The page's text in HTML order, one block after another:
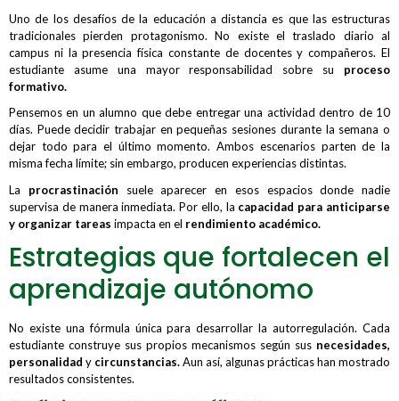
Uno de los desafíos de la educación a distancia es que las estructuras
tradicionales pierden protagonismo. No existe el traslado diario al
campus ni la presencia física constante de docentes y compañeros. El
estudiante asume una mayor responsabilidad sobre su proceso
formativo.
Pensemos en un alumno que debe entregar una actividad dentro de 10
días. Puede decidir trabajar en pequeñas sesiones durante la semana o
dejar todo para el último momento. Ambos escenarios parten de la
misma fecha límite; sin embargo, producen experiencias distintas.
La procrastinación suele aparecer en esos espacios donde nadie
supervisa de manera inmediata. Por ello, la capacidad para anticiparse
y organizar tareas impacta en el rendimiento académico.
Estrategias que fortalecen el
aprendizaje autónomo
No existe una fórmula única para desarrollar la autorregulación. Cada
estudiante construye sus propios mecanismos según sus necesidades,
personalidad y circunstancias.Aun así, algunas prácticas han mostrado
resultados consistentes.